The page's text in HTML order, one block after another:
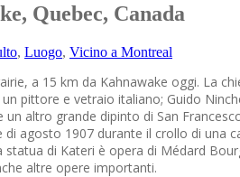
Quebec, Canada
, Luogo, Vicino a Montreal
a 15 km da Kahnawake oggi.
pittore e vetraio italiano; Guido
un altro grande dipinto di San
agosto 1907 durante il crollo di
di Kateri è opera di Médard
altre opere importanti.